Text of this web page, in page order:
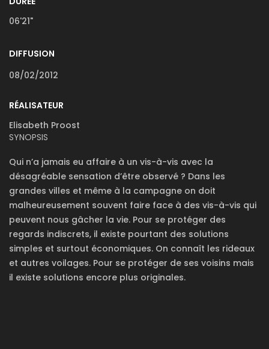
06'21"
DIFFUSION
08/02/2012
RÉALISATEUR
Elisabeth Proost
SYNOPSIS
Qui n’a jamais eu affaire à un vis-à-vis avec la
désagréable sensation d’être observé ? Dans les
grandes villes et même à la campagne on doit
malheureusement souvent faire face à des vis-à-vis qui
peuvent nous gâcher la vie. Pour se protéger des
regards indiscrets, il existe pourtant des solutions
simples et surtout économiques. On connaît les rideaux
et autres voilages. Pour se protéger de ses voisins mais
il existe solutions encore plus originales.